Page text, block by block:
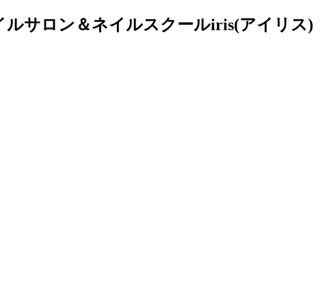
サロン＆ネイルスクールiris(アイリス)